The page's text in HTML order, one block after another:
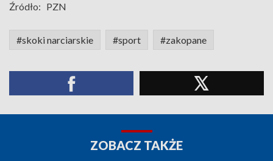
Źródło: PZN
#skoki narciarskie #sport #zakopane
ZOBACZ TAKŻE